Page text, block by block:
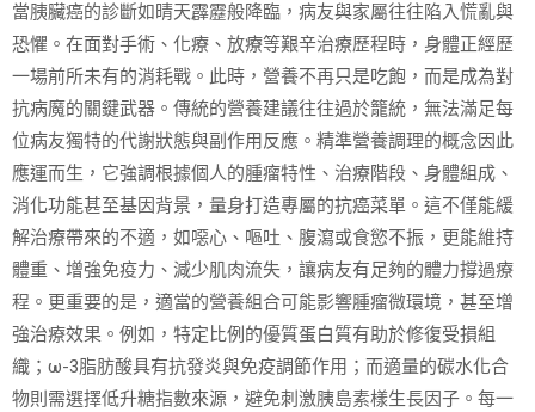
當胰臟癌的診斷如晴天霹靂般降臨，病友與家屬往往陷入慌亂與
恐懼。在面對手術、化療、放療等艱辛治療歷程時，身體正經歷
一場前所未有的消耗戰。此時，營養不再只是吃飽，而是成為對
抗病魔的關鍵武器。傳統的營養建議往往過於籠統，無法滿足每
位病友獨特的代謝狀態與副作用反應。精準營養調理的概念因此
應運而生，它強調根據個人的腫瘤特性、治療階段、身體組成、
消化功能甚至基因背景，量身打造專屬的抗癌菜單。這不僅能緩
解治療帶來的不適，如噁心、嘔吐、腹瀉或食慾不振，更能維持
體重、增強免疫力、減少肌肉流失，讓病友有足夠的體力撐過療
程。更重要的是，適當的營養組合可能影響腫瘤微環境，甚至增
強治療效果。例如，特定比例的優質蛋白質有助於修復受損組
織；ω-3脂肪酸具有抗發炎與免疫調節作用；而適量的碳水化合
物則需選擇低升糖指數來源，避免刺激胰島素樣生長因子。每一